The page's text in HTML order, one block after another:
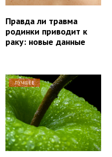
Правда ли травма
родинки приводит к
раку: новые данные
ЛУЧШЕЕ